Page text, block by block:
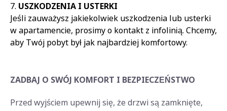
USZKODZENIA I USTERKI
Jeśli zauważysz jakiekolwiek uszkodzenia lub usterki
w apartamencie, prosimy o kontakt z infolinią. Chcemy,
aby Twój pobyt był jak najbardziej komfortowy.
ZADBAJ O SWÓJ KOMFORT I BEZPIECZEŃSTWO
Przed wyjściem upewnij się, że drzwi są zamknięte,